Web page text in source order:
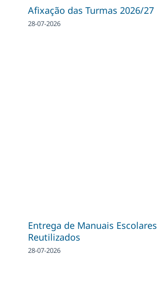
Afixação das Turmas 2026/27
28-07-2026
Entrega de Manuais Escolares
Reutilizados
28-07-2026